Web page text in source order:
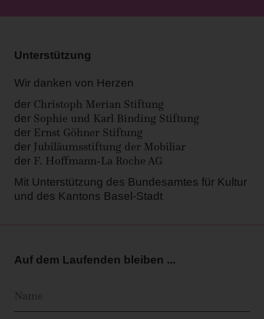
Unterstützung
Wir danken von Herzen
der Christoph Merian Stiftung
der Sophie und Karl Binding Stiftung
der Ernst Göhner Stiftung
der Jubiläumsstiftung der Mobiliar
der F. Hoffmann-La Roche AG
Mit Unterstützung des Bundesamtes für Kultur
und des Kantons Basel-Stadt
Auf dem Laufenden bleiben ...